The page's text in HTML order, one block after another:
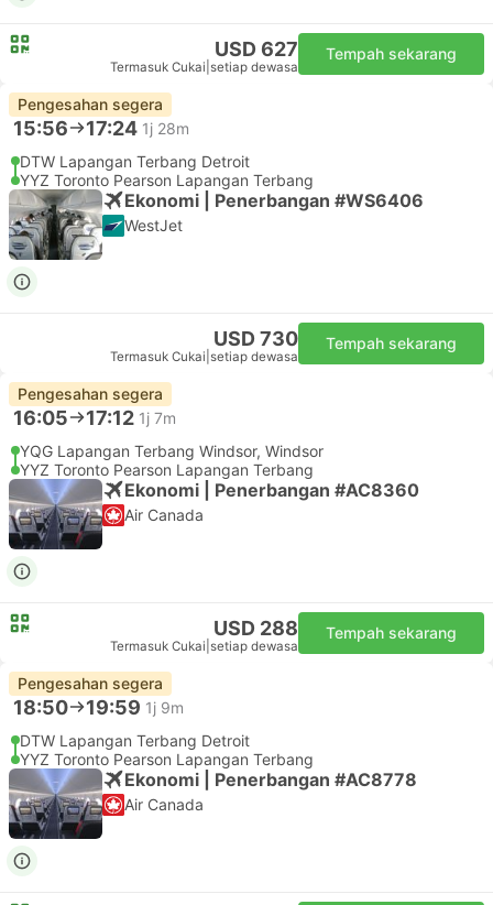
USD 627
Termasuk Cukai setiap dewasa
Tempah sekarang
Pengesahan segera
15:56 17:24 1j 28m
DTW Lapangan Terbang Detroit
YYZ Toronto Pearson Lapangan Terbang
Ekonomi | Penerbangan #WS6406
WestJet
USD 730
Termasuk Cukai setiap dewasa
Tempah sekarang
Pengesahan segera
16:05 17:12 1j 7m
YQG Lapangan Terbang Windsor, Windsor
YYZ Toronto Pearson Lapangan Terbang
Ekonomi | Penerbangan #AC8360
Air Canada
USD 288
Termasuk Cukai setiap dewasa
Tempah sekarang
Pengesahan segera
18:50 19:59 1j 9m
DTW Lapangan Terbang Detroit
YYZ Toronto Pearson Lapangan Terbang
Ekonomi | Penerbangan #AC8778
Air Canada